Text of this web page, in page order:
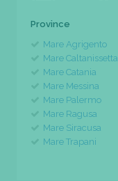
Province
Mare Agrigento
Mare Caltanissetta
Mare Catania
Mare Messina
Mare Palermo
Mare Ragusa
Mare Siracusa
Mare Trapani